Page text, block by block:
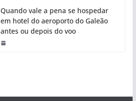
Quando vale a pena se hospedar
em hotel do aeroporto do Galeão
antes ou depois do voo